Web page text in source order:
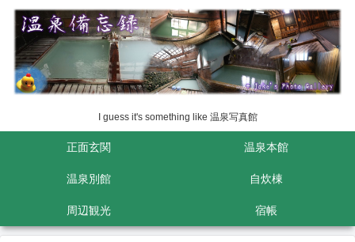
I guess it's something like 温泉写真館
正面玄関 温泉本館
温泉別館 自炊棟
周辺観光 宿帳